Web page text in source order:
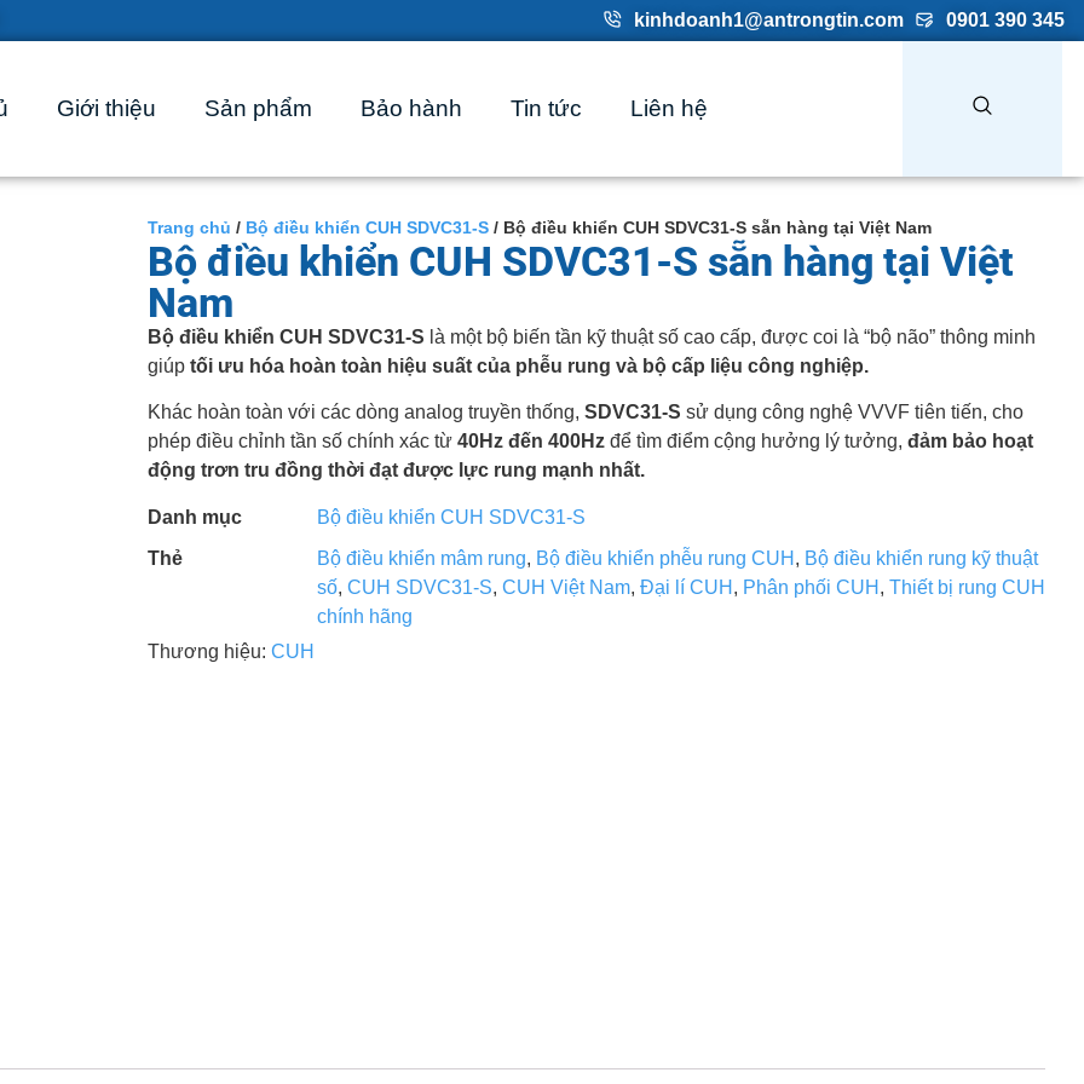
kinhdoanh1@antrongtin.com 0901 390 345
Giới thiệu Sản phẩm Bảo hành Tin tức Liên hệ
Trang chủ / Bộ điều khiển CUH SDVC31-S/ Bộ điều khiển CUH SDVC31-S sẵn hàng tại Việt Nam
Bộ điều khiển CUH SDVC31-S sẵn hàng tại Việt
Nam
Bộ điều khiển CUH SDVC31-S là một bộ biến tần kỹ thuật số cao cấp, được coi là “bộ não” thông minh
giúp tối ưu hóa hoàn toàn hiệu suất của phễu rung và bộ cấp liệu công nghiệp.
Khác hoàn toàn với các dòng analog truyền thống, SDVC31-S sử dụng công nghệ VVVF tiên tiến, cho
phép điều chỉnh tần số chính xác từ 40Hz đến 400Hzđể tìm điểm cộng hưởng lý tưởng, đảm bảo hoạt
động trơn tru đồng thời đạt được lực rung mạnh nhất.
Danh mục
Bộ điều khiển CUH SDVC31-S
Thẻ
Bộ điều khiển mâm rung, Bộ điều khiển phễu rung CUH , Bộ điều khiển rung kỹ thuật
số, CUH SDVC31-S, CUH Việt Nam, Đại lí CUH , Phân phối CUH , Thiết bị rung CUH
chính hãng
Thương hiệu: CUH